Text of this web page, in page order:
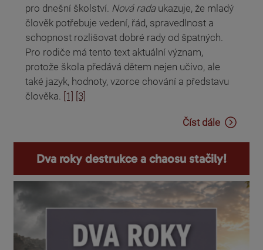
pro dnešní školství. Nová radaukazuje, že mladý
člověk potřebuje vedení, řád, spravedlnost a
schopnost rozlišovat dobré rady od špatných.
Pro rodiče má tento text aktuální význam,
protože škola předává dětem nejen učivo, ale
také jazyk, hodnoty, vzorce chování a představu
člověka. [1] [3]
Číst dále
Dva roky destrukce a chaosu stačily!